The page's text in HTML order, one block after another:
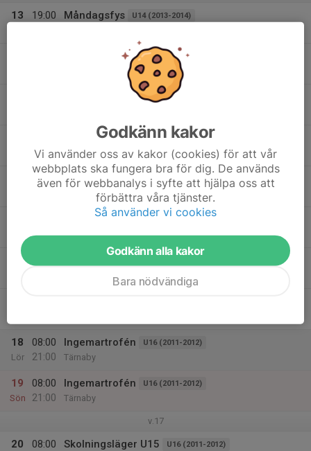
13
19:00
Måndagsfys U14 (2013-2014)
Måndagsfys U16 (2011-2012)
U14 (2013-2014)
19:00
Crossfit VT 2026 Junior/Senior (2010-)
Crossfit Holistic
18:00
Skidträning U14 (2013-2014)
Måttsund
19:30
Skidträning U12 (2015-2016)
Måttsundsbacken
Måttsundsbacken
18
Lör
08:00
21:00
Ingemartrofén U16 (2011-2012)
Tärnaby
19
Sön
08:00
21:00
Ingemartrofén U16 (2011-2012)
Tärnaby
v.17
20
08:00
Skolningsläger U15 U16 (2011-2012)
Godkänn kakor
Vi använder oss av kakor (cookies) för att vår
webbplats ska fungera bra för dig. De används
även för webbanalys i syfte att hjälpa oss att
förbättra våra tjänster.
Så använder vi cookies
Godkänn alla kakor
Bara nödvändiga